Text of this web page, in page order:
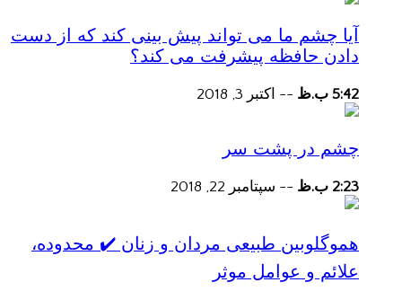
آیا چشم ما می تواند پیش بینی کند که از دست
دادن حافظه پیشرفت می کند؟
5:42 ب.ظ -- اکتبر 3, 2018
چشم در پشت سر
2:23 ب.ظ -- سپتامبر 22, 2018
هموگلوبین طبیعی مردان و زنان ✔️ محدوده،
علائم و عوامل موثر